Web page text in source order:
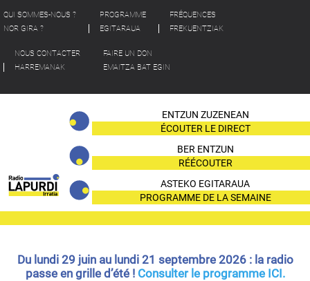
QUI SOMMES-NOUS ?
NOR GIRA ?
PROGRAMME
EGITARAUA
FRÉQUENCES
FREKUENTZIAK
NOUS CONTACTER
HARREMANAK
FAIRE UN DON
EMAITZA BAT EGIN
ENTZUN ZUZENEAN
ÉCOUTER LE DIRECT
BER ENTZUN
RÉÉCOUTER
ASTEKO EGITARAUA
PROGRAMME DE LA SEMAINE
Du lundi 29 juin au lundi 21 septembre 2026 : la radio
passe en grille d’été ! Consulter le programme ICI.